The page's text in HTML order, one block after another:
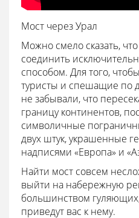
Мост через Урал
Можно смело сказать,
соединить
способом. Для того,
туристы и спешащие по
не забывали, что
границу континентов,
символичные
двух штук, украшенные
надписями «Европа» и
Найти мост совсем
выйти на набережную
большинством
приведут вас к нему.